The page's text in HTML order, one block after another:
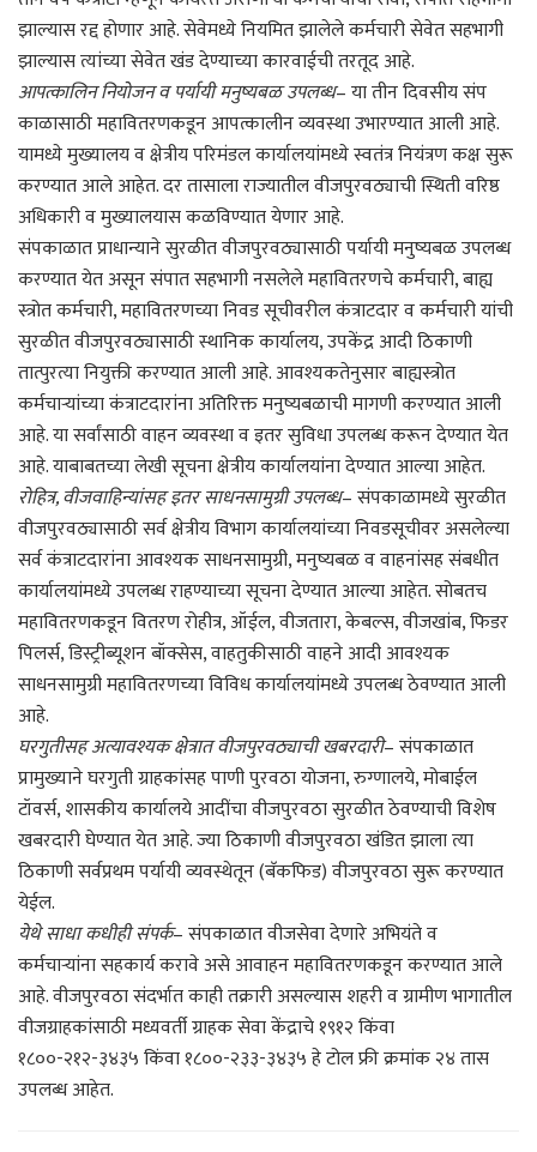
झाल्यास रद्द होणार आहे. सेवेमध्ये नियमित झालेले कर्मचारी सेवेत सहभागी
झाल्यास त्यांच्या सेवेत खंड देण्याच्या कारवाईची तरतूद आहे.
आपत्कालिन नियोजन व पर्यायी मनुष्यबळ उपलब्ध– या तीन दिवसीय संप
काळासाठी महावितरणकडून आपत्कालीन व्यवस्था उभारण्यात आली आहे.
यामध्ये मुख्यालय व क्षेत्रीय परिमंडल कार्यालयांमध्ये स्वतंत्र नियंत्रण कक्ष सुरू
करण्यात आले आहेत. दर तासाला राज्यातील वीजपुरवठ्याची स्थिती वरिष्ठ
अधिकारी व मुख्यालयास कळविण्यात येणार आहे.
संपकाळात प्राधान्याने सुरळीत वीजपुरवठ्यासाठी पर्यायी मनुष्यबळ उपलब्ध
करण्यात येत असून संपात सहभागी नसलेले महावितरणचे कर्मचारी, बाह्य
स्त्रोत कर्मचारी, महावितरणच्या निवड सूचीवरील कंत्राटदार व कर्मचारी यांची
सुरळीत वीजपुरवठ्यासाठी स्थानिक कार्यालय, उपकेंद्र आदी ठिकाणी
तात्पुरत्या नियुक्ती करण्यात आली आहे. आवश्यकतेनुसार बाह्यस्त्रोत
कर्मचाऱ्यांच्या कंत्राटदारांना अतिरिक्त मनुष्यबळाची मागणी करण्यात आली
आहे. या सर्वांसाठी वाहन व्यवस्था व इतर सुविधा उपलब्ध करून देण्यात येत
आहे. याबाबतच्या लेखी सूचना क्षेत्रीय कार्यालयांना देण्यात आल्या आहेत.
रोहित्र, वीजवाहिन्यांसह इतर साधनसामुग्री उपलब्ध– संपकाळामध्ये सुरळीत
वीजपुरवठ्यासाठी सर्व क्षेत्रीय विभाग कार्यालयांच्या निवडसूचीवर असलेल्या
सर्व कंत्राटदारांना आवश्यक साधनसामुग्री, मनुष्यबळ व वाहनांसह संबधीत
कार्यालयांमध्ये उपलब्ध राहण्याच्या सूचना देण्यात आल्या आहेत. सोबतच
महावितरणकडून वितरण रोहीत्र, ऑईल, वीजतारा, केबल्स, वीजखांब, फिडर
पिलर्स, डिस्ट्रीब्यूशन बॉक्सेस, वाहतुकीसाठी वाहने आदी आवश्यक
साधनसामुग्री महावितरणच्या विविध कार्यालयांमध्ये उपलब्ध ठेवण्यात आली
आहे.
घरगुतीसह अत्यावश्यक क्षेत्रात वीजपुरवठ्याची खबरदारी– संपकाळात
प्रामुख्याने घरगुती ग्राहकांसह पाणी पुरवठा योजना, रुग्णालये, मोबाईल
टॉवर्स, शासकीय कार्यालये आदींचा वीजपुरवठा सुरळीत ठेवण्याची विशेष
खबरदारी घेण्यात येत आहे. ज्या ठिकाणी वीजपुरवठा खंडित झाला त्या
ठिकाणी सर्वप्रथम पर्यायी व्यवस्थेतून (बॅकफिड) वीजपुरवठा सुरू करण्यात
येईल.
येथे साधा कधीही संपर्क– संपकाळात वीजसेवा देणारे अभियंते व
कर्मचाऱ्यांना सहकार्य करावे असे आवाहन महावितरणकडून करण्यात आले
आहे. वीजपुरवठा संदर्भात काही तक्रारी असल्यास शहरी व ग्रामीण भागातील
वीजग्राहकांसाठी मध्यवर्ती ग्राहक सेवा केंद्राचे १९१२ किंवा
१८००-२१२-३४३५ किंवा १८००-२३३-३४३५ हे टोल फ्री क्रमांक २४ तास
उपलब्ध आहेत.